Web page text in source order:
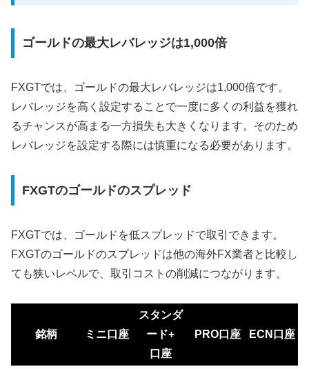
ゴールドの最大レバレッジは1,000倍
FXGTでは、ゴールドの最大レバレッジは1,000倍です。
レバレッジを高く設定することで一度に多くの利益を獲れ
るチャンスが高まる一方損失も大きくなります。そのため
レバレッジを設定する際には慎重になる必要があります。
FXGTのゴールドのスプレッド
FXGTでは、ゴールドを低スプレッドで取引できます。
FXGTのゴールドのスプレッドは他の海外FX業者と比較し
ても狭いレベルで、取引コストの削減につながります。
銘柄 ミニ口座
スタンダ
ード+
口座
PRO口座 ECN口座